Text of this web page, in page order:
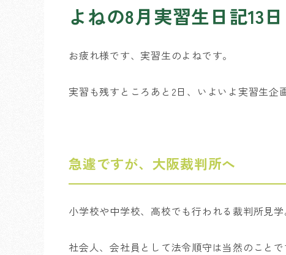
よねの8月実習生日記13
お疲れ様です、実習生のよねです。
実習も残すところあと2日、いよいよ実習生企
急遽ですが、大阪裁判所へ
小学校や中学校、高校でも行われる裁判所見
社会人、会社員として法令順守は当然のこと